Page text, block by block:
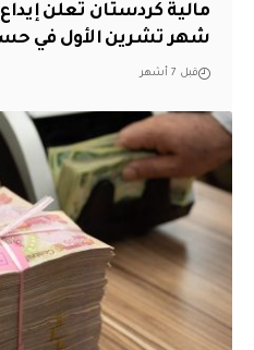
مالية كردستان تعلن
شهر تشرين الأول في
قبل 7 أشهر